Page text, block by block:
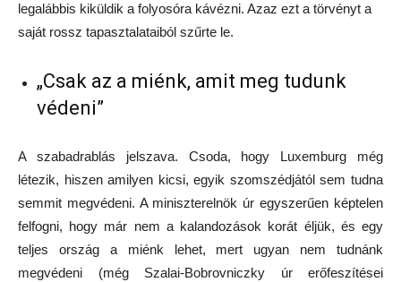
legalábbis kiküldik a folyosóra kávézni. Azaz ezt a törvényt a
saját rossz tapasztalataiból szűrte le.
„Csak az a miénk, amit meg tudunk
védeni”
A szabadrablás jelszava. Csoda, hogy Luxemburg még
létezik, hiszen amilyen kicsi, egyik szomszédjától sem tudna
semmit megvédeni. A miniszterelnök úr egyszerűen képtelen
felfogni, hogy már nem a kalandozások korát éljük, és egy
teljes ország a miénk lehet, mert ugyan nem tudnánk
megvédeni (még Szalai-Bobrovniczky úr erőfeszítései